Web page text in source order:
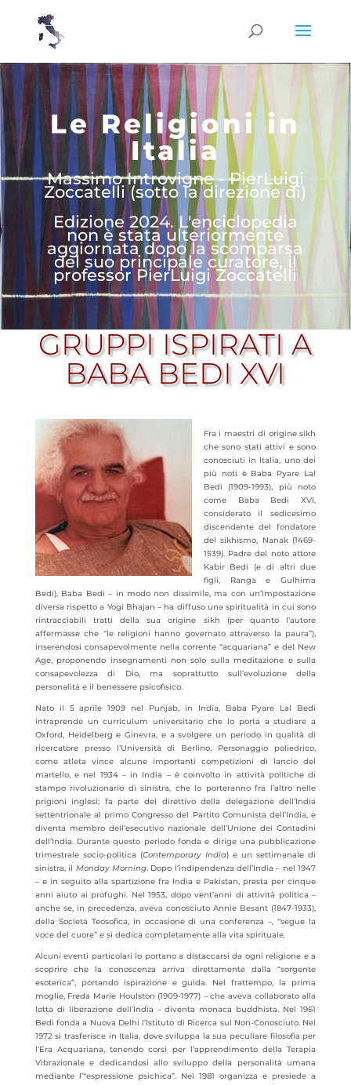
Le Religioni in
Italia
Massimo Introvigne - PierLuigi
Zoccatelli (sotto la direzione di)
Edizione 2024. L'enciclopedia
non è stata ulteriormente
aggiornata dopo la scomparsa
del suo principale curatore, il
professor PierLuigi Zoccatelli
GRUPPI ISPIRATI A
BABA BEDI XVI
Fra i maestri di origine sikh
che sono stati attivi e sono
conosciuti in Italia, uno dei
più noti è Baba Pyare Lal
Bedi (1909-1993), più noto
come Baba Bedi XVI,
considerato il sedicesimo
discendente del fondatore
del sikhismo, Nanak (1469-
1539). Padre del noto attore
Kabir Bedi (e di altri due
figli, Ranga e Gulhima
Bedi), Baba Bedi – in modo non dissimile, ma con un’impostazione
diversa rispetto a Yogi Bhajan – ha diffuso una spiritualità in cui sono
rintracciabili tratti della sua origine sikh (per quanto l’autore
affermasse che “le religioni hanno governato attraverso la paura”),
inserendosi consapevolmente nella corrente “acquariana” e del New
Age, proponendo insegnamenti non solo sulla meditazione e sulla
consapevolezza di Dio, ma soprattutto sull’evoluzione della
personalità e il benessere psicofisico.
Nato il 5 aprile 1909 nel Punjab, in India, Baba Pyare Lal Bedi
intraprende un curriculum universitario che lo porta a studiare a
Oxford, Heidelberg e Ginevra, e a svolgere un periodo in qualità di
ricercatore presso l’Università di Berlino. Personaggio poliedrico,
come atleta vince alcune importanti competizioni di lancio del
martello, e nel 1934 – in India – è coinvolto in attività politiche di
stampo rivoluzionario di sinistra, che lo porteranno fra l’altro nelle
prigioni inglesi; fa parte del direttivo della delegazione dell’India
settentrionale al primo Congresso del Partito Comunista dell’India, e
diventa membro dell’esecutivo nazionale dell’Unione dei Contadini
dell’India. Durante questo periodo fonda e dirige una pubblicazione
trimestrale socio-politica (Contemporary India) e un settimanale di
sinistra, il Monday Morning. Dopo l’indipendenza dell’India – nel 1947
– e in seguito alla spartizione fra India e Pakistan, presta per cinque
anni aiuto ai profughi. Nel 1953, dopo vent’anni di attività politica –
anche se, in precedenza, aveva conosciuto Annie Besant (1847-1933),
della Società Teosofica, in occasione di una conferenza –, “segue la
voce del cuore” e si dedica completamente alla vita spirituale.
Alcuni eventi particolari lo portano a distaccarsi da ogni religione e a
scoprire che la conoscenza arriva direttamente dalla “sorgente
esoterica”, portando ispirazione e guida. Nel frattempo, la prima
moglie, Freda Marie Houlston (1909-1977) – che aveva collaborato alla
lotta di liberazione dell’India – diventa monaca buddhista. Nel 1961
Bedi fonda a Nuova Delhi l’Istituto di Ricerca sul Non-Conosciuto. Nel
1972 si trasferisce in Italia, dove sviluppa la sua peculiare filosofia per
l’Era Acquariana, tenendo corsi per l’apprendimento della Terapia
Vibrazionale e dedicandosi allo sviluppo della personalità umana
mediante l’“espressione psichica”. Nel 1981 organizza e presiede a